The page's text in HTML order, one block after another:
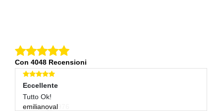
Con 4048 Recensioni
Eccellente
Tutto Ok!
emilianoval